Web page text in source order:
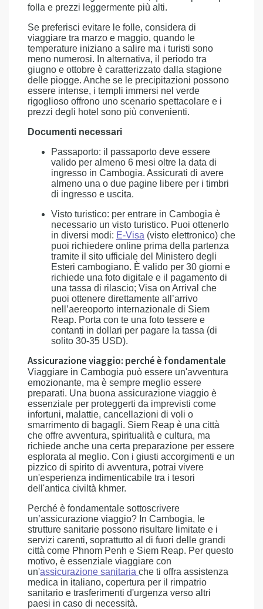
folla e prezzi leggermente più alti.
Se preferisci evitare le folle, considera di
viaggiare tra marzo e maggio, quando le
temperature iniziano a salire ma i turisti sono
meno numerosi. In alternativa, il periodo tra
giugno e ottobre è caratterizzato dalla stagione
delle piogge. Anche se le precipitazioni possono
essere intense, i templi immersi nel verde
rigoglioso offrono uno scenario spettacolare e i
prezzi degli hotel sono più convenienti.
Documenti necessari
Passaporto: il passaporto deve essere
valido per almeno 6 mesi oltre la data di
ingresso in Cambogia. Assicurati di avere
almeno una o due pagine libere per i timbri
di ingresso e uscita.
Visto turistico: per entrare in Cambogia è
necessario un visto turistico. Puoi ottenerlo
in diversi modi: E-Visa (visto elettronico) che
puoi richiedere online prima della partenza
tramite il sito ufficiale del Ministero degli
Esteri cambogiano. È valido per 30 giorni e
richiede una foto digitale e il pagamento di
una tassa di rilascio; Visa on Arrival che
puoi ottenere direttamente all’arrivo
nell’aereoporto internazionale di Siem
Reap. Porta con te una foto tessere e
contanti in dollari per pagare la tassa (di
solito 30-35 USD).
Assicurazione viaggio: perché è fondamentale
Viaggiare in Cambogia può essere un'avventura
emozionante, ma è sempre meglio essere
preparati. Una buona assicurazione viaggio è
essenziale per proteggerti da imprevisti come
infortuni, malattie, cancellazioni di voli o
smarrimento di bagagli. Siem Reap è una città
che offre avventura, spiritualità e cultura, ma
richiede anche una certa preparazione per essere
esplorata al meglio. Con i giusti accorgimenti e un
pizzico di spirito di avventura, potrai vivere
un'esperienza indimenticabile tra i tesori
dell'antica civiltà khmer.
Perché è fondamentale sottoscrivere
un’assicurazione viaggio? In Cambogia, le
strutture sanitarie possono risultare limitate e i
servizi carenti, soprattutto al di fuori delle grandi
città come Phnom Penh e Siem Reap. Per questo
motivo, è essenziale viaggiare con
un'assicurazione sanitaria che ti offra assistenza
medica in italiano, copertura per il rimpatrio
sanitario e trasferimenti d'urgenza verso altri
paesi in caso di necessità.